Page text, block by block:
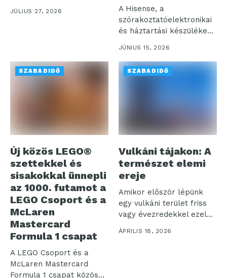
mellett zajlott a Telekom
JÚLIUS 27, 2026
A Hisense, a
szórakoztatóelektronikai
és háztartási készülékek
piacának egyik vezető
globális szereplője...
JÚNIUS 15, 2026
SZABADIDŐ
Új közös LEGO®
szettekkel és
sisakokkal ünnepli
az 1000. futamot a
LEGO Csoport és a
McLaren
Mastercard
Formula 1 csapat
A LEGO Csoport és a
McLaren Mastercard
Formula 1 csapat közösen
SZABADIDŐ
Vulkáni tájakon: A
természet elemi
ereje
Amikor először lépünk
egy vulkáni terület friss
vagy évezredekkel ezelőtt
megszilárdult talajára,...
ÁPRILIS 18, 2026